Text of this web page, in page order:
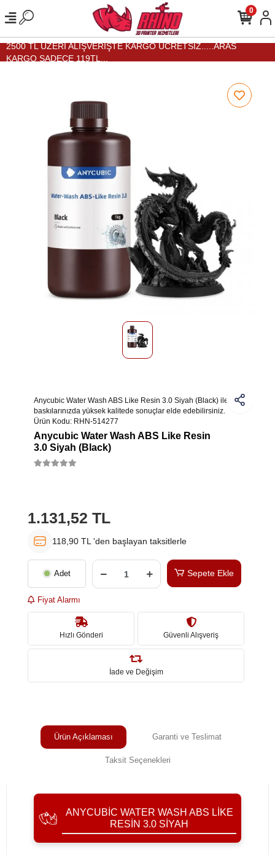
2500 TL ÜZERİ ALIŞVERİŞTE KARGO ÜCRETSİZ.....ARAS
KARGO SADECE 119TL...
0
Anycubic Water Wash ABS Like Resin 3.0 Siyah (Black) ile 3D
baskılarınızda yüksek kalitede sonuçlar elde edebilirsiniz.
Ürün Kodu: RHN-514277
Anycubic Water Wash ABS Like Resin
3.0 Siyah (Black)
1.131,52 TL
118,90 TL 'den başlayan taksitlerle
Adet Sepete Ekle
Fiyat Alarmı
Hızlı Gönderi Güvenli Alışveriş
İade ve Değişim
Ürün Açıklaması Garanti ve Teslimat
Taksit Seçenekleri
ANYCUBIC WATER WASH ABS LIKE
RESIN 3.0 SIYAH